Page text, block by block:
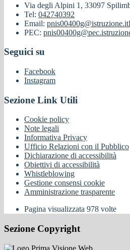
Via degli Alpini 1, 33097
Tel: 042740392
Email: pnis00400g@istruzione.it
PEC:
Seguici su
Facebook
Instagram
Sezione Link Utili
Cookie policy
Note legali
Informativa Privacy
Ufficio Relazioni con il Pubblico
Dichiarazione di accessibilità
Obiettivi di accessibilità
Whistleblowing
Gestione consensi cookie
Amministrazione trasparente
Pagina visualizzata 978 volte
Sezione Copyright